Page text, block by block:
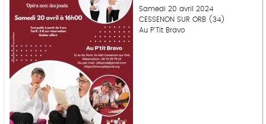
Samedi 20 avril 2024
CESSENON SUR ORB (34)
Au P'Tit Bravo